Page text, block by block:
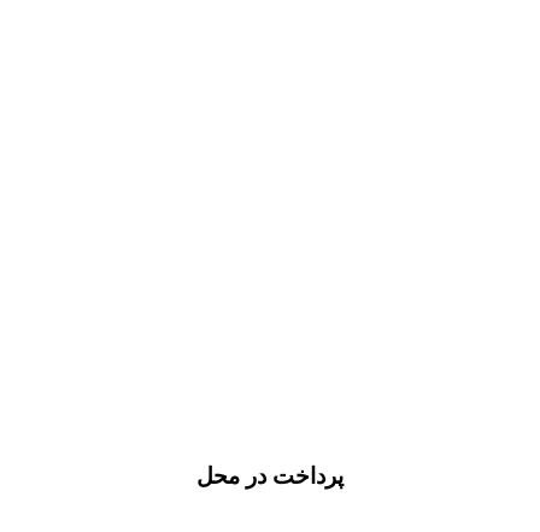
پرداخت در محل